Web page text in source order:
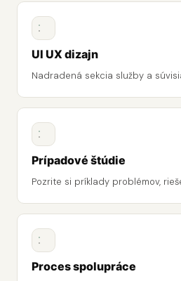
UI UX dizajn
Nadradená sekcia služby a
Prípadové štúdie
Pozrite si príklady problémov,
Proces spolupráce